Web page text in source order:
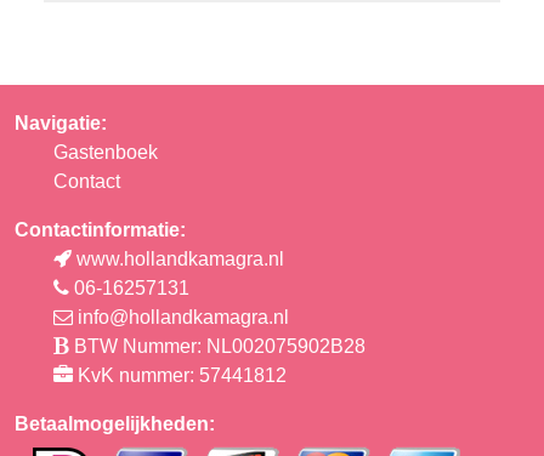
Navigatie:
Gastenboek
Contact
Contactinformatie:
www.hollandkamagra.nl
06-16257131
info@hollandkamagra.nl
BTW Nummer: NL002075902B28
KvK nummer: 57441812
Betaalmogelijkheden: